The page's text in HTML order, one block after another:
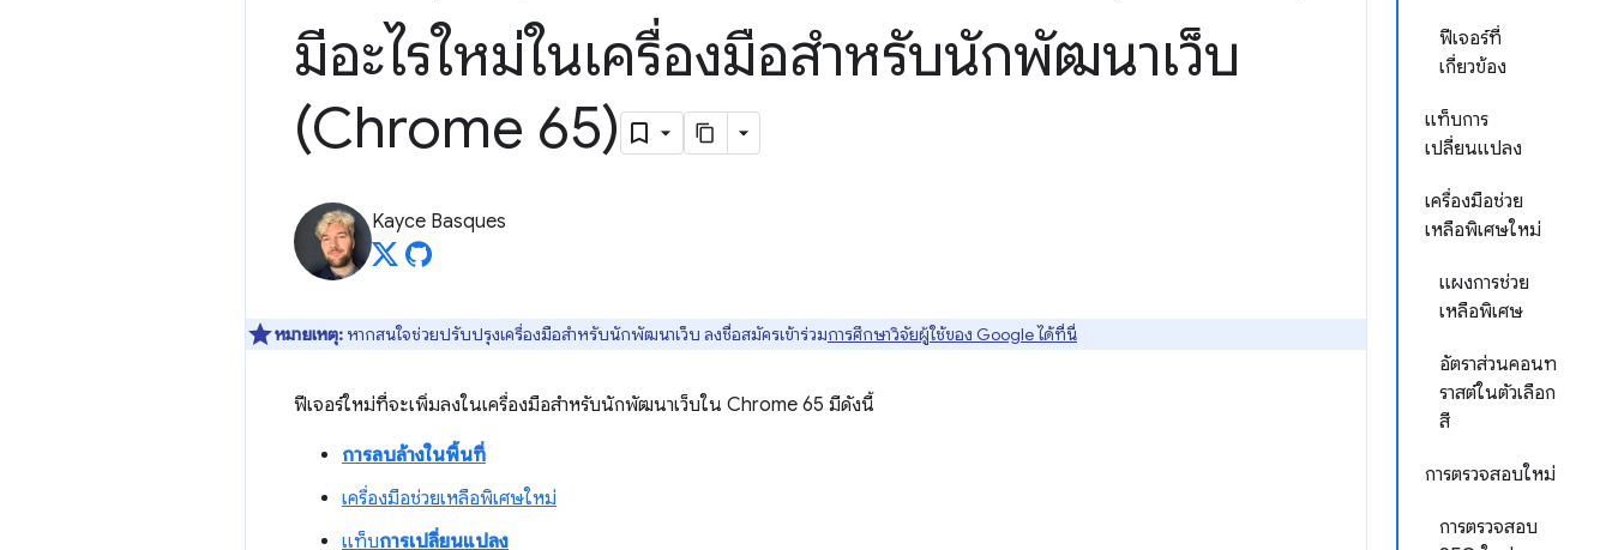
ฟีเจอร์ที่
เกี่ยวข้อง
แท็บการ
เปลี่ยนแปลง
เครื่องมือช่วย
เหลือพิเศษใหม่
แผงการช่วย
เหลือพิเศษ
อัตราส่วนคอนท
ราสต์ในตัวเลือก
สี
การตรวจสอบใหม่
การตรวจสอบ
มีอะไรใหม่ในเครื่องมือสำหรับนักพัฒนาเว็บ
(Chrome 65)
Kayce Basques
หมายเหตุ: หากสนใจช่วยปรับปรุงเครื่องมือสำหรับนักพัฒนาเว็บ ลงชื่อสมัครเข้าร่วมการศึกษาวิจัยผู้ใช้ของ Google ได้ที่นี่
ฟีเจอร์ใหม่ที่จะเพิ่มลงในเครื่องมือสำหรับนักพัฒนาเว็บใน Chrome 65 มีดังนี้
การลบล้างในพื้นที่
เครื่องมือช่วยเหลือพิเศษใหม่
แท็บการเปลี่ยนแปลง